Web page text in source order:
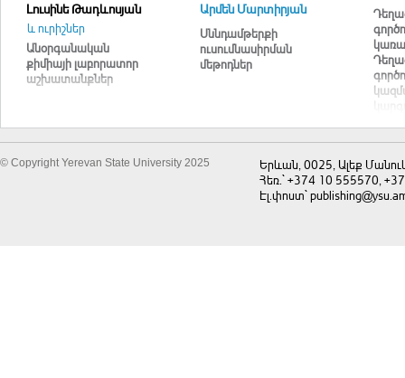
Լուսինե Թադևոսյան
և ուրիշներ
Անօրգանական
քիմիայի լաբորատոր
աշխատանքներ
Արմեն Մարտիրյան
Սննդամթերքի
ուսումնասիրման
մեթոդներ
© Copyright Yerevan State University 2025
Երևան, 0025, Ալեք
Հեռ.` +374 10 555570,
Էլ.փոստ`